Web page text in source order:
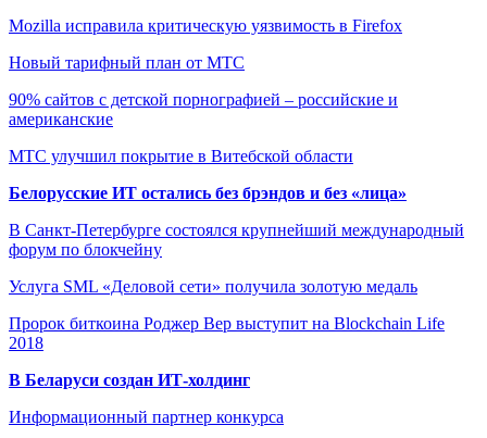
Mozilla исправила критическую уязвимость в Firefox
Новый тарифный план от МТС
90% сайтов с детской порнографией – российские и
американские
МТС улучшил покрытие в Витебской области
Белорусские ИТ остались без брэндов и без «лица»
В Санкт-Петербурге состоялся крупнейший международный
форум по блокчейну
Услуга SML «Деловой сети» получила золотую медаль
Пророк биткоина Роджер Вер выступит на Blockchain Life
2018
В Беларуси создан ИТ-холдинг
Информационный партнер конкурса